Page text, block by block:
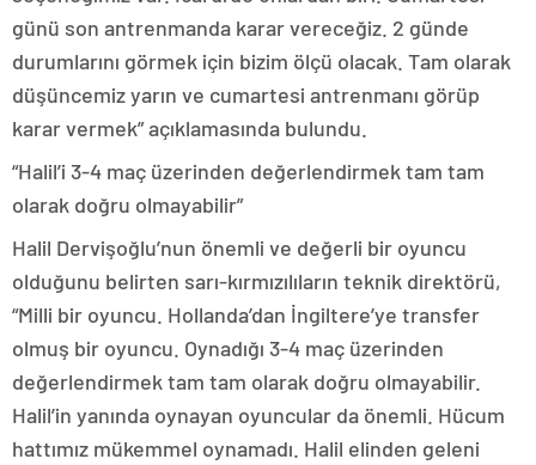
günü son antrenmanda karar vereceğiz. 2 günde
durumlarını görmek için bizim ölçü olacak. Tam olarak
düşüncemiz yarın ve cumartesi antrenmanı görüp
karar vermek” açıklamasında bulundu.
“Halil’i 3-4 maç üzerinden değerlendirmek tam tam
olarak doğru olmayabilir”
Halil Dervişoğlu’nun önemli ve değerli bir oyuncu
olduğunu belirten sarı-kırmızılıların teknik direktörü,
“Milli bir oyuncu. Hollanda’dan İngiltere’ye transfer
olmuş bir oyuncu. Oynadığı 3-4 maç üzerinden
değerlendirmek tam tam olarak doğru olmayabilir.
Halil’in yanında oynayan oyuncular da önemli. Hücum
hattımız mükemmel oynamadı. Halil elinden geleni